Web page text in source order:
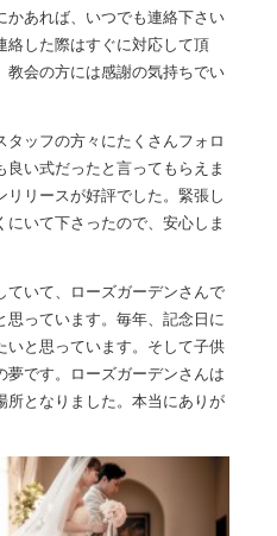
かあれば、いつでも連絡下さい
絡した際はすぐに対応して頂
教会の方には感謝の気持ちでい
ッフの方々にたくさんフォロ
い式だったと言ってもらえま
リリースが好評でした。緊張し
にいて下さったので、安心しま
ていて、ローズガーデンさんで
っています。毎年、記念日に
いと思っています。そして子供
夢です。ローズガーデンさんは
所となりました。本当にありが